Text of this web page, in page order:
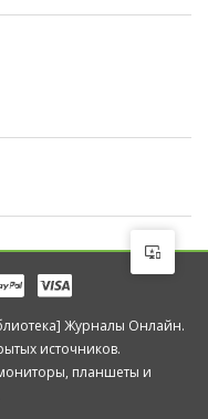
Журналы Онлайн.
источников.
планшеты и